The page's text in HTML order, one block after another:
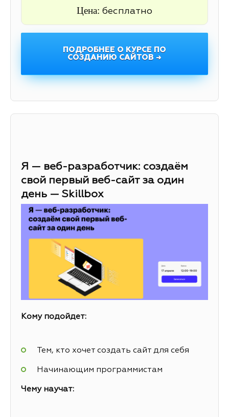
Цена: бесплатно
ПОДРОБНЕЕ О КУРСЕ ПО
СОЗДАНИЮ САЙТОВ →
Я — веб-разработчик: создаём
свой первый веб-сайт за один
день — Skillbox
Кому подойдет:
Тем, кто хочет создать сайт для себя
Начинающим программистам
Чему научат: